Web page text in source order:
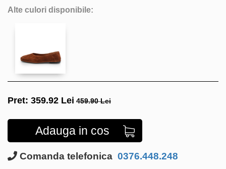
Alte culori disponibile:
Pret: 359.92 Lei 459.90 Lei
Adauga in cos
Comanda telefonica 0376.448.248